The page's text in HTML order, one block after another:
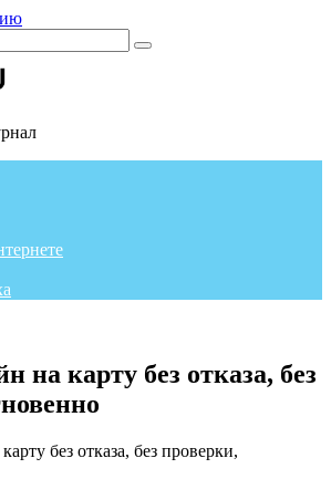
на карту без отказа, без